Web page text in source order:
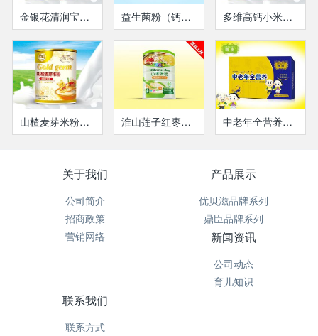
金银花清润宝（瓶装） 益生菌粉（钙铁锌） 多维高钙小米米粉(瓶装）
山楂麦芽米粉（瓶装） 淮山莲子红枣小米米粉-听装 中老年全营养营养液
关于我们
公司简介
招商政策
营销网络
产品展示
优贝滋品牌系列
鼎臣品牌系列
新闻资讯
公司动态
育儿知识
联系我们
联系方式